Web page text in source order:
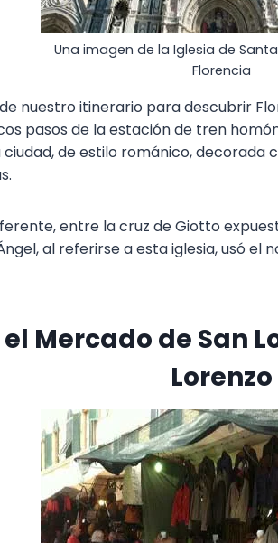
Una imagen de la Iglesia de
Florencia
nuestro itinerario para descubrir
pasos de la estación de tren
ciudad, de estilo románico,
entre la cruz de Giotto
al referirse a esta iglesia, usó el
Mercado de San
Lorenzo